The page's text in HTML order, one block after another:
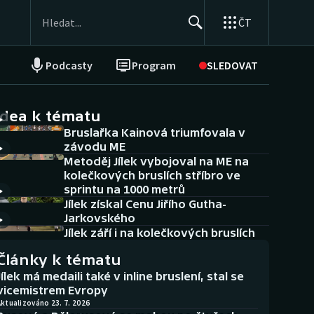
ČT
Podcasty Program SLEDOVAT
NEPŘEHLÉDNĚTE
Historické návraty
Aplikace ČT sport
AZ kvíz
k tématu
Bruslařka Kainová triumfovala v
závodu ME
Metoděj Jílek vybojoval na ME na
kolečkových bruslích stříbro ve
sprintu na 1000 metrů
Jílek získal Cenu Jiřího Gutha-
Jarkovského
Jílek září i na kolečkových bruslích
k tématu
má medaili také v inline bruslení, stal se
Evropy
23. 7. 2026